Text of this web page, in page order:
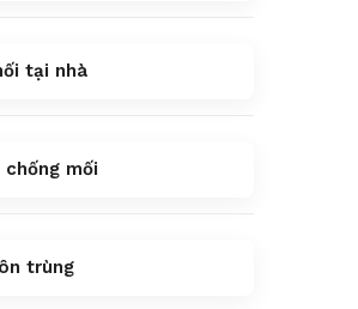
tại nhà
chống mối
trùng